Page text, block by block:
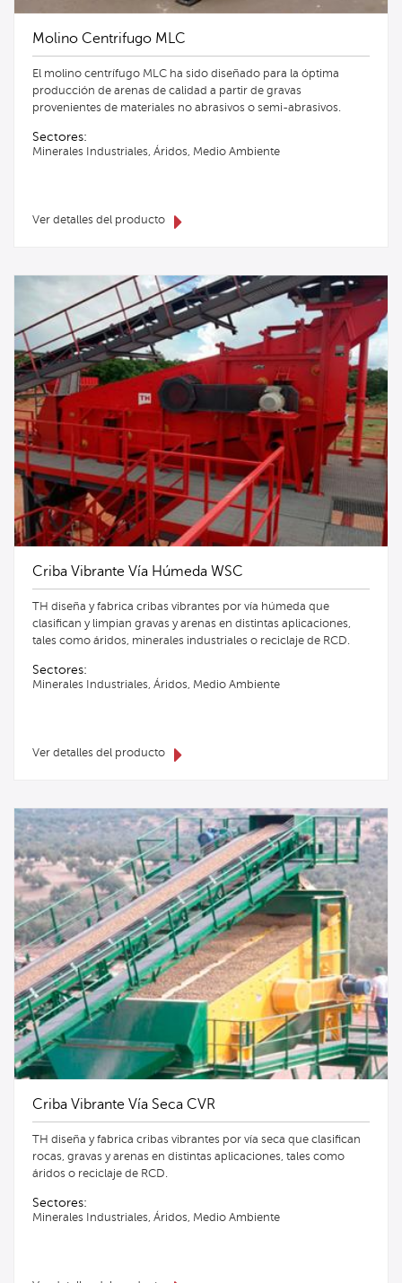
Molino Centrifugo MLC
El molino centrífugo MLC ha sido diseñado para la óptima
producción de arenas de calidad a partir de gravas
provenientes de materiales no abrasivos o semi-abrasivos.
Sectores:
Minerales Industriales, Áridos, Medio Ambiente
Ver detalles del producto
Criba Vibrante Vía Húmeda WSC
TH diseña y fabrica cribas vibrantes por vía húmeda que
clasifican y limpian gravas y arenas en distintas aplicaciones,
tales como áridos, minerales industriales o reciclaje de RCD.
Sectores:
Minerales Industriales, Áridos, Medio Ambiente
Ver detalles del producto
Criba Vibrante Vía Seca CVR
TH diseña y fabrica cribas vibrantes por vía seca que clasifican
rocas, gravas y arenas en distintas aplicaciones, tales como
áridos o reciclaje de RCD.
Sectores:
Minerales Industriales, Áridos, Medio Ambiente